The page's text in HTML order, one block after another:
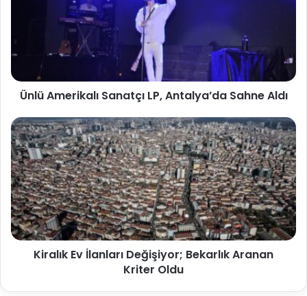
Ünlü Amerikalı Sanatçı LP, Antalya’da Sahne Aldı
Kiralık Ev İlanları Değişiyor; Bekarlık Aranan
Kriter Oldu